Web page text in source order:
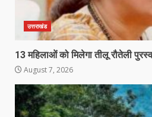
उत्तराखंड
13 महिलाओं को मिलेगा तीलू रौतेली
August 7, 2026